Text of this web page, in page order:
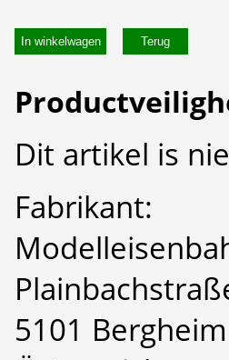
In winkelwagen
Dit artikel is
Fabrikant:
5101 Bergheim